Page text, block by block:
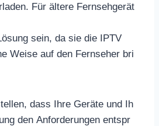
Für ältere Fernsehgerät
sein, da sie die IPTV
Weise auf den Fernseher bri
dass Ihre Geräte und Ih
den Anforderungen entspr